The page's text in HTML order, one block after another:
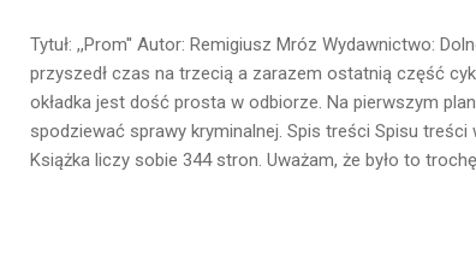
Tytuł: ,,Prom'' Autor: Remigiusz Mróz Wydawnictwo:
przyszedł czas na trzecią a zarazem ostatnią część
okładka jest dość prosta w odbiorze. Na pierwszym
spodziewać sprawy kryminalnej. Spis treści Spisu
Książka liczy sobie 344 stron. Uważam, że było to
przyswajaniu. Opis Katrine Ellegaard postanawia na